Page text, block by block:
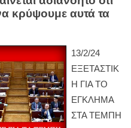
κρύψουμε αυτά τα
13/2/24
ΕΞΕΤΑΣΤΙΚ
Η ΓΙΑ ΤΟ
ΕΓΚΛΗΜΑ
ΣΤΑ ΤΕΜΠΗ